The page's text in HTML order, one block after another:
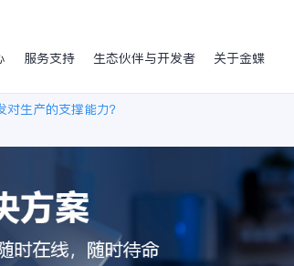
服务支持 生态伙伴与开发者 关于金蝶
生产的支撑能力？